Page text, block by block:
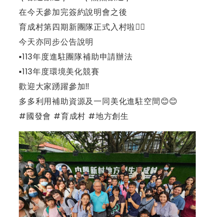
在今天參加完簽約說明會之後
育成村第四期新團隊正式入村啦🙋‍♀️
今天亦同步公告說明
▪️113年度進駐團隊補助申請辦法
▪️113年度環境美化競賽
歡迎大家踴躍參加‼️
多多利用補助資源及一同美化進駐空間😊😊
#國發會 #育成村 #地方創生